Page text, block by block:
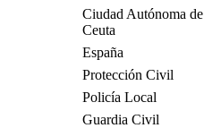
Ciudad Autónoma de
Ceuta
España
Protección Civil
Policía Local
Guardia Civil